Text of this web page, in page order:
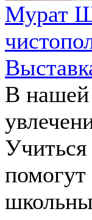
Мурат
В нашей